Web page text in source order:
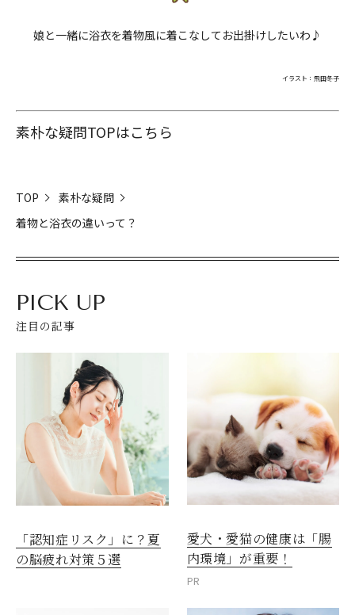
娘と一緒に浴衣を着物風に着こなしてお出掛けしたいわ♪
イラスト：飛田冬子
素朴な疑問TOPはこちら
TOP
素朴な疑問
着物と浴衣の違いって？
PICK UP
注目の記事
「認知症リスク」に？夏
の脳疲れ対策５選
愛犬・愛猫の健康は「腸
内環境」が重要！
PR